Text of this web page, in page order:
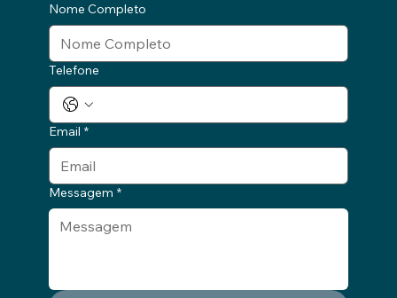
Nome Completo
Telefone
Email *
Messagem *